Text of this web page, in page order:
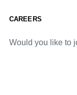
CAREERS
Would you like to